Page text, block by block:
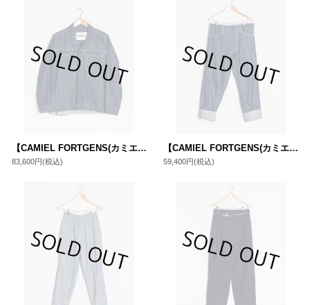
【CAMIEL FORTGENS(カミエルフォートヘンス)】DENIM JACKET(CF15.09.04.01)
83,600円(税込)
【CAMIEL FORTGENS(カミエルフォートヘンス)】NORMAL JEANS DENIM SELVEDGE(CF.15.06.07.01)/ BLUE
59,400円(税込)